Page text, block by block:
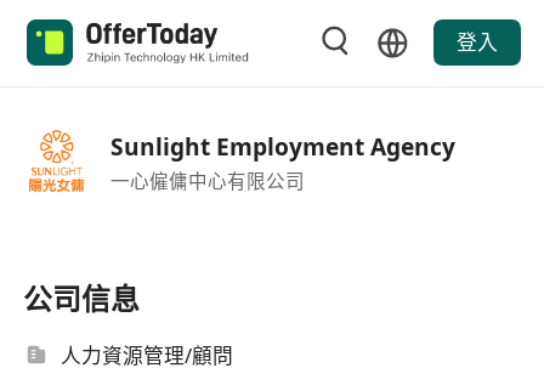
登入
Sunlight Employment Agency
一心僱傭中心有限公司
公司信息
人力資源管理/顧問